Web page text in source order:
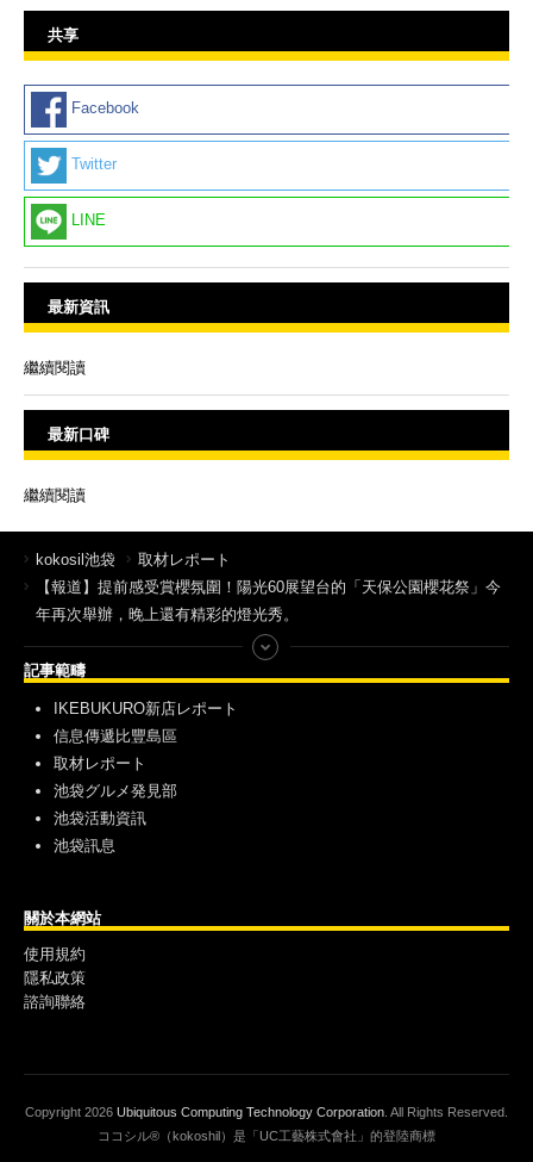
共享
Facebook
Twitter
LINE
最新資訊
繼續閱讀
最新口碑
繼續閱讀
kokosil池袋
取材レポート
【報道】提前感受賞櫻氛圍！陽光60展望台的「天保公園櫻花祭」今
年再次舉辦，晚上還有精彩的燈光秀。
記事範疇
IKEBUKURO新店レポート
信息傳遞比豐島區
取材レポート
池袋グルメ発見部
池袋活動資訊
池袋訊息
關於本網站
使用規約
隱私政策
諮詢聯絡
Copyright 2026 Ubiquitous Computing Technology Corporation . All Rights Reserved.
ココシル®（kokoshil）是「UC工藝株式會社」的登陸商標